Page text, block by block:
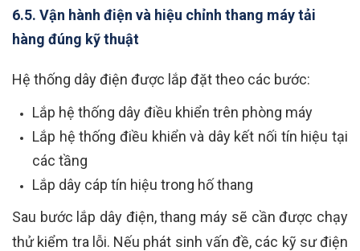
6.5. Vận hành điện và hiệu chỉnh thang máy tải
hàng đúng kỹ thuật
Hệ thống dây điện được lắp đặt theo các bước:
Lắp hệ thống dây điều khiển trên phòng máy
Lắp hệ thống điều khiển và dây kết nối tín hiệu tại
các tầng
Lắp dây cáp tín hiệu trong hố thang
Sau bước lắp dây điện, thang máy sẽ cần được chạy
thử kiểm tra lỗi. Nếu phát sinh vấn đề, các kỹ sư điện